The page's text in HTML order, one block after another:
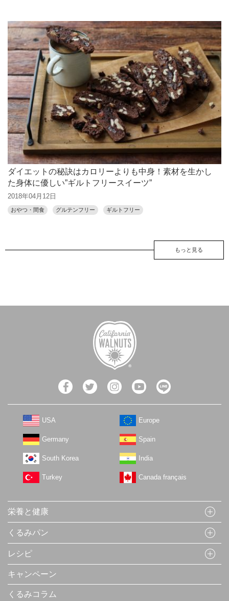
ダイエットの秘訣はカロリーよりも中身！素材を生かし
た身体に優しい”ギルトフリースイーツ”
2018年04月12日
おやつ・間食 グルテンフリー ギルトフリー
もっと見る
USA Europe
Germany Spain
South Korea India
Turkey Canada français
栄養と健康
くるみパン
レシピ
キャンペーン
くるみコラム